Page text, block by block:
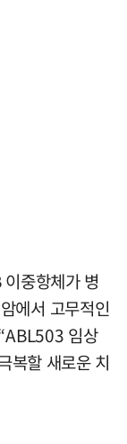
중항체가 병
에서 고무적인
임상
복할 새로운 치